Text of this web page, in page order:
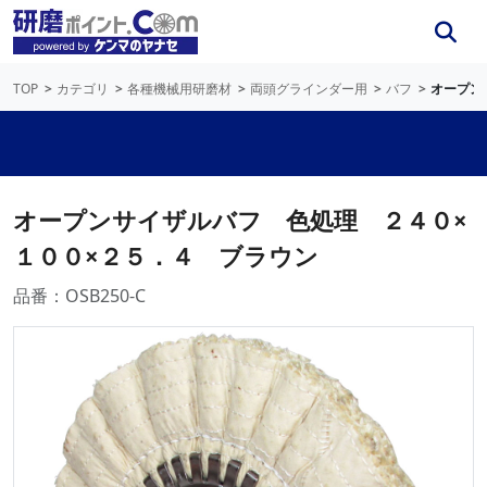
TOP カテゴリ 各種機械用研磨材 両頭グラインダー用 バフ オープ
オープンサイザルバフ 色処理 ２４０×
１００×２５．４ ブラウン
品番：OSB250-C